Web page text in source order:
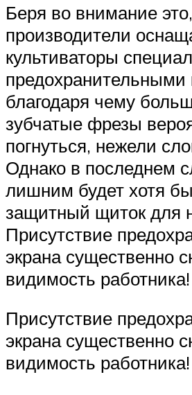
Беря во внимание
производители
культиваторы
предохранительными
благодаря чему
зубчатые фрезы
погнуться, нежели
Однако в последнем
лишним будет хотя
защитный щиток для
Присутствие
экрана существенно
видимость работника!
Присутствие
экрана существенно
видимость работника!